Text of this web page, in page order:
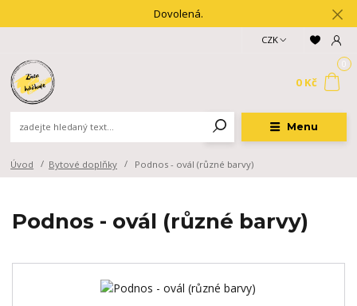
Dovolená.
Menu
CZK
0 Kč
Úvod Bytové doplňky Podnos - ovál (různé barvy)
Podnos - ovál (různé barvy)